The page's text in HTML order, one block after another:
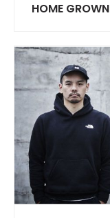
HOME GROWN